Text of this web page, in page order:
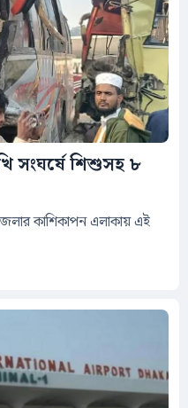
সংঘর্ষে শিশুসহ ৮
কাশিকাপন এলাকায় এই